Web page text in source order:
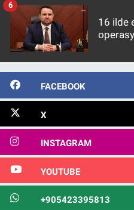
16 ilde
6
FACEBOOK
X
INSTAGRAM
YOUTUBE
+905423395813